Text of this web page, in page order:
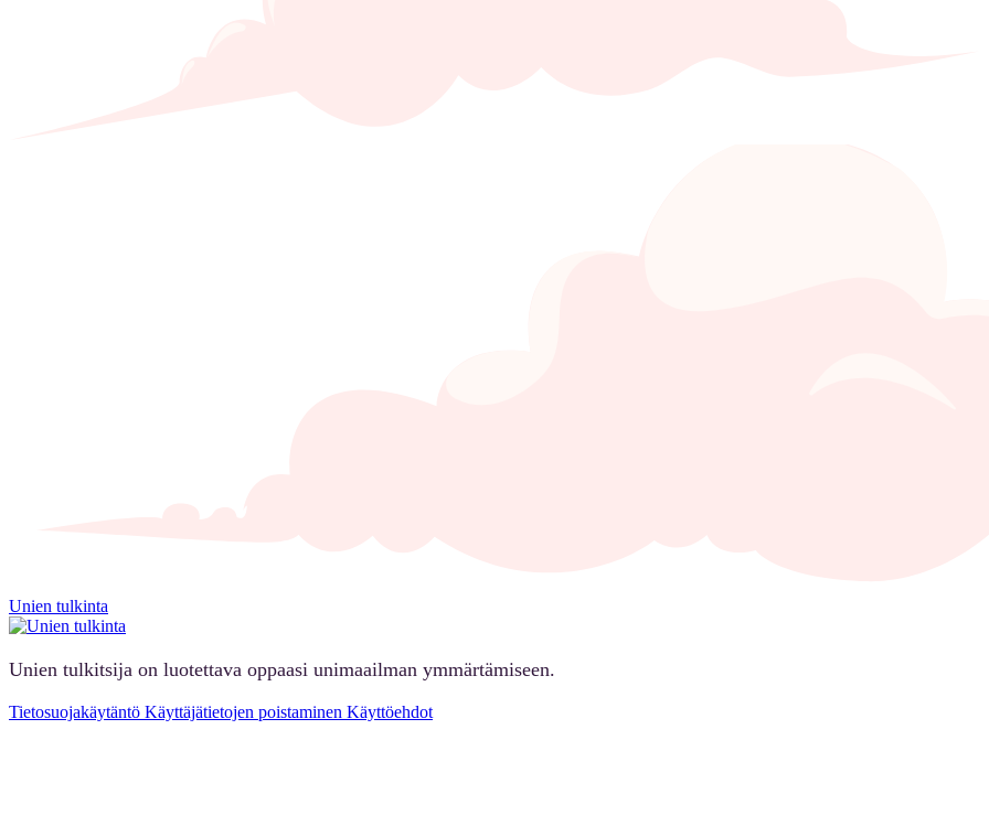
Unien tulkinta
Unien tulkitsija on luotettava oppaasi unimaailman ymmärtämiseen.
Tietosuojakäytäntö Käyttäjätietojen poistaminen Käyttöehdot